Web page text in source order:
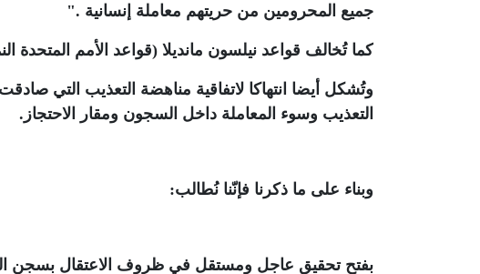
جميع المحرومين من حريتهم معاملة إنسانية ".
كما تُخالف قواعد نيلسون مانديلا (قواعد الأمم المتحدة
التعذيب وسوء المعاملة داخل السجون ومقار الاحتجاز .
وبناء على ما ذكرنا فإنّنا نُطالب:
بفتح تحقيق عاجل ومستقل في ظروف الاعتقال بسجن